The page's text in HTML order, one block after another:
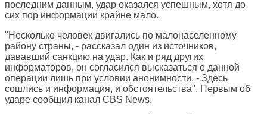
последним данным, удар оказался успешным, хотя до
сих пор информации крайне мало.
"Несколько человек двигались по малонаселенному
району страны, - рассказал один из источников,
дававший санкцию на удар. Как и ряд других
информаторов, он согласился высказаться о данной
операции лишь при условии анонимности. - Здесь
сошлись и информация, и обстоятельства". Первым об
ударе сообщил канал CBS News.